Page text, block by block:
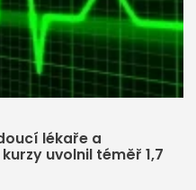
lékaře a
uvolnil téměř 1,7